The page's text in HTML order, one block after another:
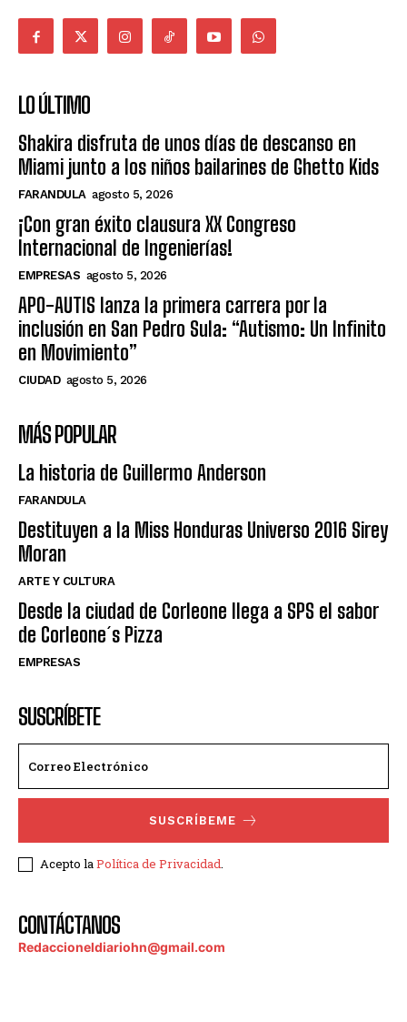
LO ÚLTIMO
Shakira disfruta de unos días de descanso en
Miami junto a los niños bailarines de Ghetto Kids
FARANDULA agosto 5, 2026
¡Con gran éxito clausura XX Congreso
Internacional de Ingenierías!
EMPRESAS agosto 5, 2026
APO-AUTIS lanza la primera carrera por la
inclusión en San Pedro Sula: “Autismo: Un Infinito
en Movimiento”
CIUDAD agosto 5, 2026
MÁS POPULAR
La historia de Guillermo Anderson
FARANDULA
Destituyen a la Miss Honduras Universo 2016 Sirey
Moran
ARTE Y CULTURA
Desde la ciudad de Corleone llega a SPS el sabor
de Corleone´s Pizza
EMPRESAS
SUSCRÍBETE
SUSCRÍBEME
Acepto laPolítica de Privacidad.
CONTÁCTANOS
Redaccioneldiariohn@gmail.com